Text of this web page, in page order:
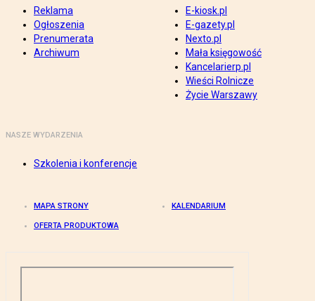
Reklama
Ogłoszenia
Prenumerata
Archiwum
E-kiosk.pl
E-gazety.pl
Nexto.pl
Mała księgowość
Kancelarierp.pl
Wieści Rolnicze
Życie Warszawy
NASZE WYDARZENIA
Szkolenia i konferencje
MAPA STRONY KALENDARIUM
OFERTA PRODUKTOWA